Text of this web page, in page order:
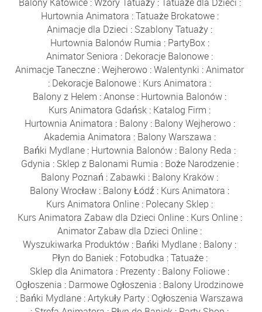
Hurtownia Animatora :Tatuaże Brokatowe:
Animacje dla Dzieci : Szablony Tatuaży :
Hurtownia Balonów Rumia : PartyBox:
Animator Seniora : Dekoracje Balonowe :
Animacje Taneczne :Wejherowo :Walentynki :Animator
: Dekoracje Balonowe : Kurs Animatora :
Balony z Helem :Anonse : Hurtownia Balonów :
Kurs Animatora Gdańsk : Katalog Firm :
Hurtownia Animatora : Balony: Balony Wejherowo:
Akademia Animatora : Balony Warszawa :
Bańki Mydlane : Hurtownia Balonów : Balony Reda :
Gdynia : Sklep z Balonami Rumia : Boże Narodzenie:
Balony Poznań :Zabawki : Balony Kraków :
Balony Wrocław : Balony Łódź : Kurs Animatora :
Kurs Animatora Online : Polecany Sklep :
Kurs Animatora Zabaw dla Dzieci Online: Kurs Online:
Animator Zabaw dla Dzieci Online :
Wyszukiwarka Produktów : Bańki Mydlane : Balony :
Płyn do Baniek: Fotobudka :Tatuaże:
Sklep dla Animatora : Prezenty : Balony Foliowe :
Ogłoszenia : Darmowe Ogłoszenia : Balony Urodzinowe
: Bańki Mydlane :Artykuły Party : Ogłoszenia Warszawa